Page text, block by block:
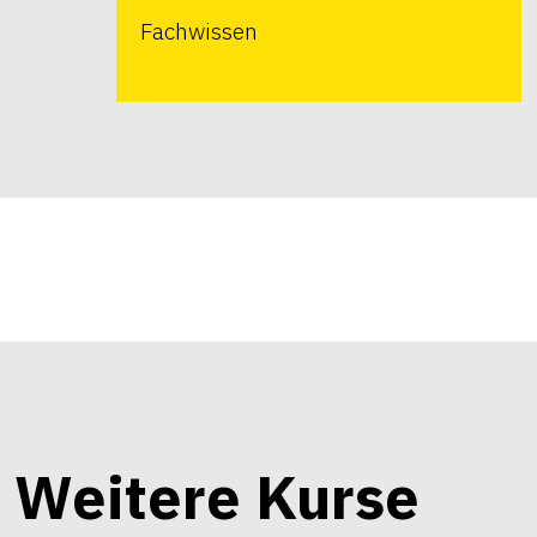
Fachwissen
Weitere Kurse